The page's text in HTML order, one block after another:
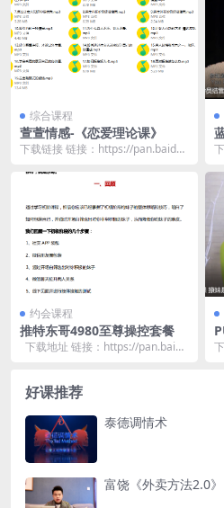
综合课程
萱萱情感-《恋爱理论课》
下载链接 链接：https://pan.baidu.
约会课程
推特东哥4980至尊操控套餐
下载地址 链接：https://pan.baid
好课推荐
泰德调情术
富饶《外卖方法2.0》